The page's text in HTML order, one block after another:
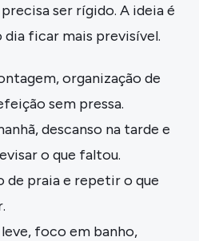
ser rígido. A ideia é
dia ficar mais previsível.
organização de
sem pressa.
descanso na tarde e
o que faltou.
de praia e repetir o que
foco em banho,